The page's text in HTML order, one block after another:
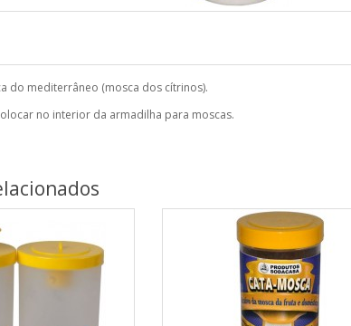
do mediterrâneo (mosca dos cítrinos).
no interior da armadilha para moscas.